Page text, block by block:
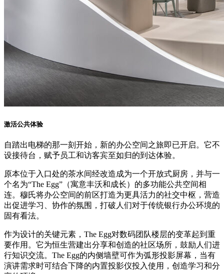
激活公共体验
自踏出电梯的那一刻开始，新的办公空间之旅即已开启。它不
设接待台，赋予员工和访客宾至如归的到达体验。
原本位于入口处的茶水间经改造成为一个开放式厨房，并与一
个名为“The Egg”（寓意丰沃和成长）的多功能公共空间相
连。穆氏将办公空间的前区打造为更具活力的社交中枢，营造
出促进学习、协作的氛围，打破人们对于传统银行办公环境的
固有看法。
作为设计的关键元素，The Egg对数码团队楼层的变革起到重
要作用。它为恒生营建出分享和创造的社区场所，鼓励人们进
行知识交流。The Egg的内侧墙壁可作为弧形投影屏幕，当有
演讲需求时可结合下降的内置投影仪投入使用，创造学习和分